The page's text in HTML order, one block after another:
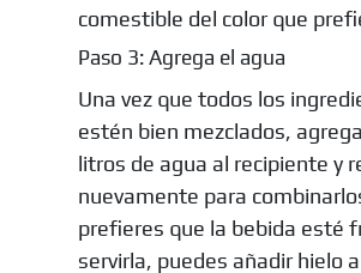
comestible del color que
Paso 3: Agrega el agua
Una vez que todos los
estén bien mezclados,
litros de agua al recipiente y
nuevamente para
prefieres que la bebida esté
servirla, puedes añadir hielo